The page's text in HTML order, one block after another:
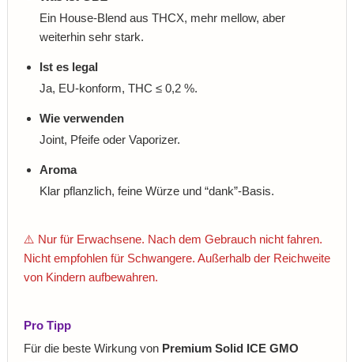
Ein House-Blend aus THCX, mehr mellow, aber
weiterhin sehr stark.
Ist es legal
Ja, EU-konform, THC ≤ 0,2 %.
Wie verwenden
Joint, Pfeife oder Vaporizer.
Aroma
Klar pflanzlich, feine Würze und “dank”-Basis.
⚠️ Nur für Erwachsene. Nach dem Gebrauch nicht fahren.
Nicht empfohlen für Schwangere. Außerhalb der Reichweite
von Kindern aufbewahren.
Pro Tipp
Für die beste Wirkung von Premium Solid ICE GMO